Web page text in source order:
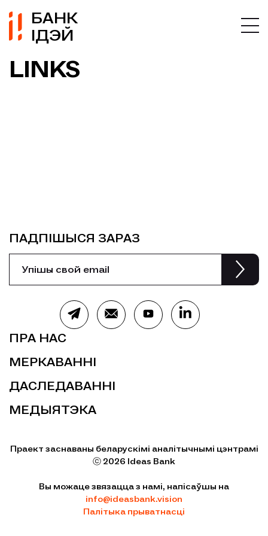
БАНК
ІДЭЙ
LINKS
ПРА НАС
МЕРКАВАННІ
ДАСЛЕДАВАННІ
МЕДЫЯТЭКА
ПАДПІШЫСЯ ЗАРАЗ
Праект заснаваны беларускімі аналітычнымі цэнтрамі
ⓒ 2026 Ideas Bank
Вы можаце звязацца з намі, напісаўшы на
info@ideasbank.vision
Палітыка прыватнасці